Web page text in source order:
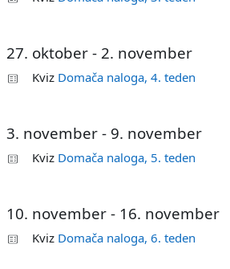
27. oktober - 2. november
Kviz Domača naloga, 4. teden
3. november - 9. november
Kviz Domača naloga, 5. teden
10. november - 16. november
Kviz Domača naloga, 6. teden